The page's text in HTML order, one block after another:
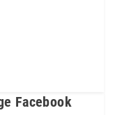
Facebook